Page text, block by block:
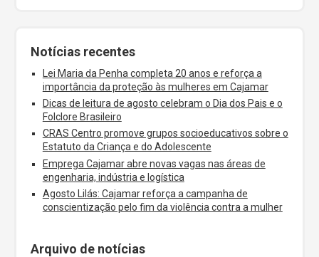
Notícias recentes
Lei Maria da Penha completa 20 anos e reforça a
importância da proteção às mulheres em Cajamar
Dicas de leitura de agosto celebram o Dia dos Pais e o
Folclore Brasileiro
CRAS Centro promove grupos socioeducativos sobre o
Estatuto da Criança e do Adolescente
Emprega Cajamar abre novas vagas nas áreas de
engenharia, indústria e logística
Agosto Lilás: Cajamar reforça a campanha de
conscientização pelo fim da violência contra a mulher
Arquivo de notícias